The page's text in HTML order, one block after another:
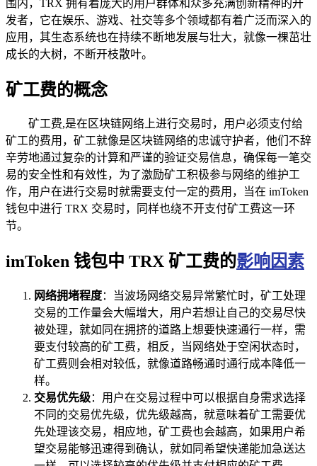
围内，TRX 拥有着庞大的用户群体和众多充满创新精神的开
发者，它在娱乐、游戏、社交等多个领域都有着广泛而深入的
应用，其生态系统也在持续不断地发展与壮大，就像一棵茁壮
成长的大树，不断开枝散叶。
矿工费的概念
矿工费,是在区块链网络上进行交易时，用户必须支付给
矿工的费用，矿工就像是区块链网络的忠诚守护者，他们不辞
辛劳地通过复杂的计算和严谨的验证交易信息，确保每一笔交
易的安全性和有效性，为了激励矿工积极参与网络的维护工
作，用户在进行交易时就需要支付一定的费用，当在 imToken
钱包中进行 TRX 交易时，同样也绕不开支付矿工费这一环
节。
imToken 钱包中 TRX 矿工费的影响因素
网络拥堵程度：当波场网络交易异常繁忙时，矿工处理
交易的工作量会大幅增大，用户若想让自己的交易尽快
被处理，就如同在拥挤的道路上想要快速通行一样，需
要支付较高的矿工费，相反，当网络处于空闲状态时，
矿工费则会相对较低，就像道路畅通时通行成本降低一
样。
交易优先级：用户在交易过程中可以根据自身需求选择
不同的交易优先级，优先级越高，就意味着矿工需要优
先处理该交易，相应地，矿工费也会越高，如果用户希
望交易能够迅速得到确认，就如同希望快递能加急送达